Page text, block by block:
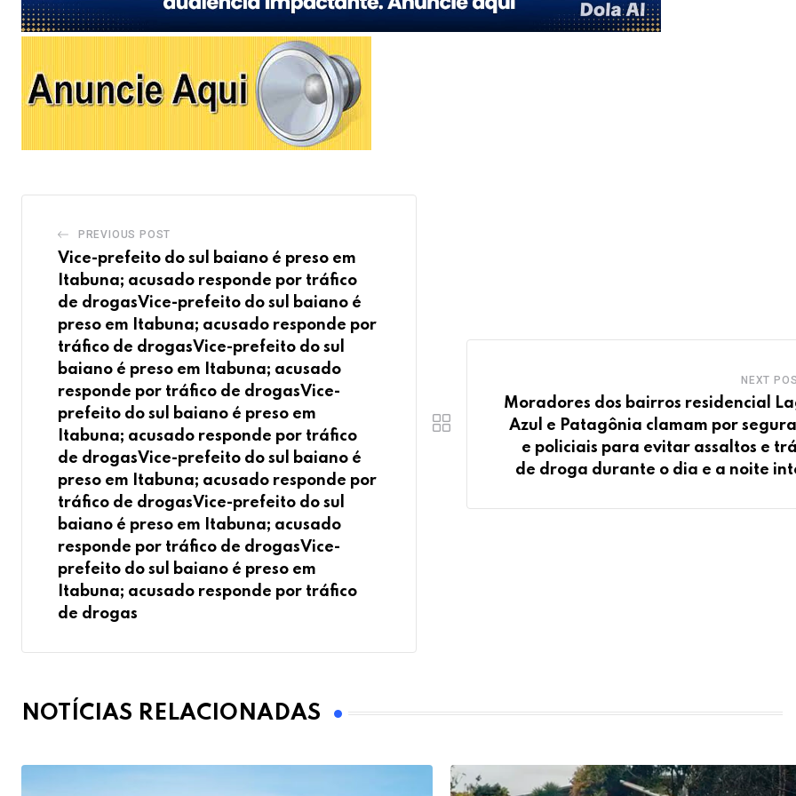
PREVIOUS POST
Vice-prefeito do sul baiano é preso em
Itabuna; acusado responde por tráfico
de drogasVice-prefeito do sul baiano é
preso em Itabuna; acusado responde por
tráfico de drogasVice-prefeito do sul
baiano é preso em Itabuna; acusado
responde por tráfico de drogasVice-
prefeito do sul baiano é preso em
Itabuna; acusado responde por tráfico
de drogasVice-prefeito do sul baiano é
preso em Itabuna; acusado responde por
tráfico de drogasVice-prefeito do sul
baiano é preso em Itabuna; acusado
responde por tráfico de drogasVice-
prefeito do sul baiano é preso em
Itabuna; acusado responde por tráfico
de drogas
NEXT
Moradores dos bairros residencial
Azul e Patagônia clamam por
e policiais para evitar assaltos e
de droga durante o dia e a noite
NOTÍCIAS RELACIONADAS